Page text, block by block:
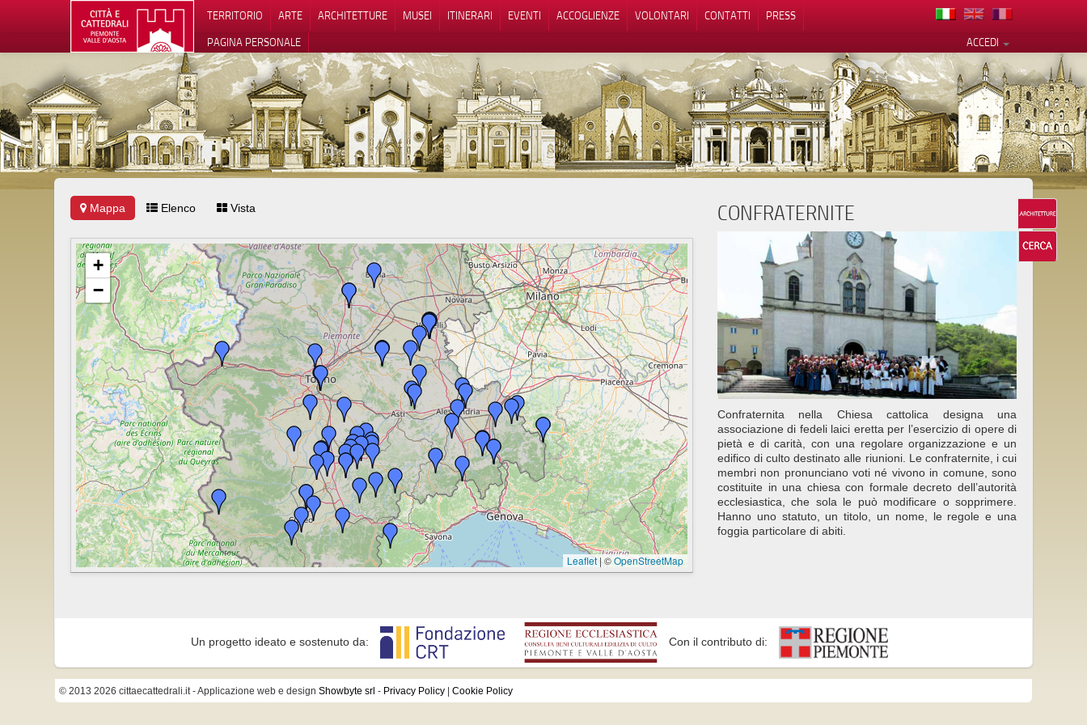
TERRITORIO ARTE ARCHITETTURE MUSEI ITINERARI EVENTI ACCOGLIENZE VOLONTARI CONTATTI
PRESS
ACCEDI
PAGINA PERSONALE
Mappa Elenco Vista
+
−
Leaflet | ©OpenStreetMap
CONFRATERNITE
Confraternita nella Chiesa cattolica designa una
associazione di fedeli laici eretta per l’esercizio di opere di
pietà e di carità, con una regolare organizzazione e un
edifico di culto destinato alle riunioni. Le confraternite, i cui
membri non pronunciano voti né vivono in comune, sono
costituite in una chiesa con formale decreto dell’autorità
ecclesiastica, che sola le può modificare o sopprimere.
Hanno uno statuto, un titolo, un nome, le regole e una
foggia particolare di abiti.
Un progetto ideato e sostenuto da: Con il contributo di:
© 2013 2026 cittaecattedrali.it- Applicazione web e design Showbyte srl - Privacy Policy Cookie Policy
Le tue preferenze relative alla privacy